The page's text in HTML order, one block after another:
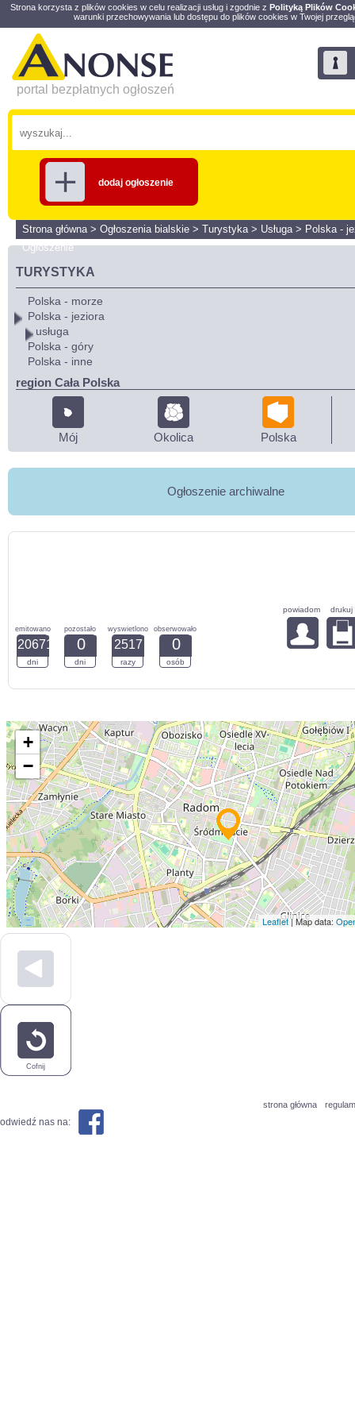
Strona korzysta z plików cookies w celu realizacji usług i zgodnie z Polityką Plików
warunki przechowywania lub dostępu do plików cookies w Twojej
portal bezpłatnych ogłoszeń
dodaj ogłoszenie
Strona główna> Ogłoszenia bialskie > Turystyka> Usługa> Polska -
Ogłoszenie
TURYSTYKA
Polska - morze
Polska - jeziora
usługa
Polska - góry
Polska - inne
region Cała Polska
Mój Okolica Polska
Ogłoszenie archiwalne
emitowano
20671
dni
pozostało
0
dni
wyswietlono
2517
razy
obserwowało
0
osób
powiadom drukuj
+
−
Leaflet| Map data:
Cofnij
strona główna
odwiedź nas na: